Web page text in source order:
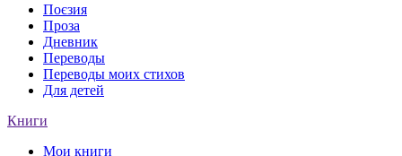
Поєзия
Проза
Дневник
Переводы
Переводы моих стихов
Для детей
Книги
Мои книги